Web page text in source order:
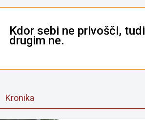
Kdor sebi ne privošči, tudi
drugim ne.
Kronika